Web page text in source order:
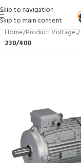
Skip to navigation
Skip to main content
Home/Product Voltage../
230/400